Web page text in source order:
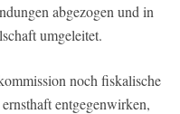
abgezogen und in
umgeleitet.
noch fiskalische
entgegenwirken,